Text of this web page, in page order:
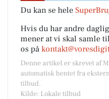
Du kan se hele
Hvis du har andre
mener at vi skal samle
os på
Denne artikel er skrevet af
automatisk hentet fra
tilbud.
Kilde: Lokale tilbud